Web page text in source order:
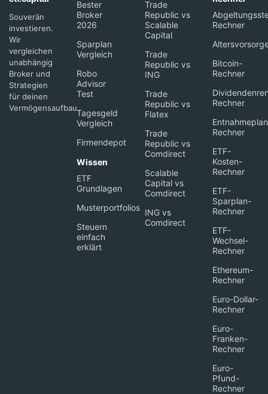
Souverän
investieren.
Wir
vergleichen
unabhängig
Broker und
Strategien
für deinen
Vermögensaufbau.
Bester
Broker
2026
Sparplan
Vergleich
Robo
Advisor
Test
Tagesgeld
Vergleich
Firmendepot
Wissen
ETF
Grundlagen
Musterportfolios
Steuern
einfach
erklärt
Trade
Republic vs
Scalable
Capital
Trade
Republic vs
ING
Trade
Republic vs
Flatex
Trade
Republic vs
Comdirect
Scalable
Capital vs
Comdirect
ING vs
Comdirect
Rechner
Bitcoin-
Rechner
Rechner
Rechner
ETF-
Kosten-
Rechner
ETF-
Sparplan-
Rechner
ETF-
Wechsel-
Rechner
Ethereum-
Rechner
Euro-Dollar-
Rechner
Euro-
Franken-
Rechner
Euro-
Pfund-
Rechner